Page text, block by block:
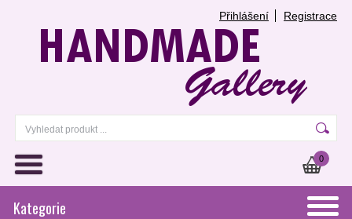
Přihlášení Registrace
0
Kategorie